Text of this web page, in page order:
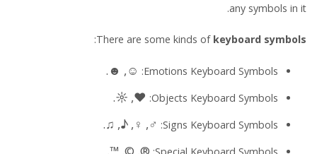
any symbols in it.
There are some kinds of keyboard symbols
:
Emotions Keyboard Symbols:
☺, ☻.
Objects Keyboard Symbols:
♥, ☼.
Signs Keyboard Symbols:
♂, ♀, ♪, ♫.